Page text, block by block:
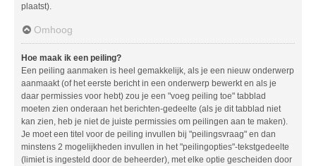
plaatst).
Omhoog
Hoe maak ik een peiling?
Een peiling aanmaken is heel gemakkelijk, als je een nieuw onderwerp
aanmaakt (of het eerste bericht in een onderwerp bewerkt en als je
daar permissies voor hebt) zou je een "voeg peiling toe" tabblad
moeten zien onderaan het berichten-gedeelte (als je dit tabblad niet
kan zien, heb je niet de juiste permissies om peilingen aan te maken).
Je moet een titel voor de peiling invullen bij "peilingsvraag" en dan
minstens 2 mogelijkheden invullen in het "peilingopties"-tekstgedeelte
(limiet is ingesteld door de beheerder), met elke optie gescheiden door